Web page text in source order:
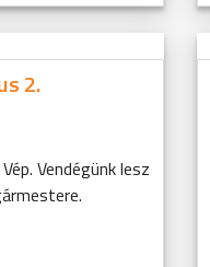
2.
Vendégünk lesz